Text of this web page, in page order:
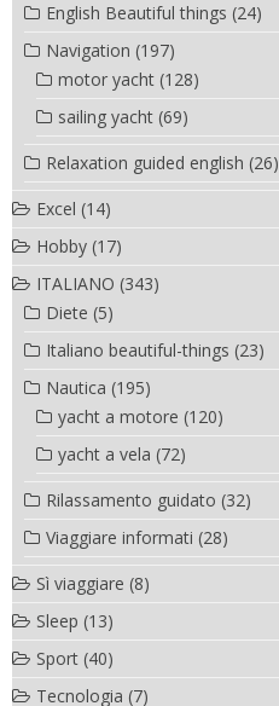
English Beautiful things (24)
Navigation (197)
motor yacht (128)
sailing yacht (69)
Relaxation guided english (26)
Excel (14)
Hobby (17)
ITALIANO (343)
Diete (5)
Italiano beautiful-things (23)
Nautica (195)
yacht a motore (120)
yacht a vela (72)
Rilassamento guidato (32)
Viaggiare informati (28)
Sì viaggiare (8)
Sleep (13)
Sport (40)
Tecnologia (7)